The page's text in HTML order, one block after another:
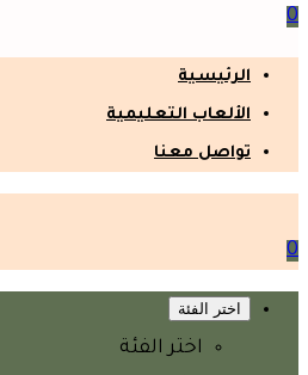
0
الرئيسية
الألعاب التعليمية
تواصل معنا
0
اختر الفئة
اختر الفئة